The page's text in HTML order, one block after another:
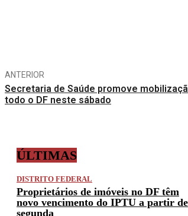
ANTERIOR
Secretaria de Saúde promove
todo o DF neste sábado
ÚLTIMAS
DISTRITO FEDERAL
Proprietários de imóveis no DF têm
novo vencimento do IPTU a partir de
segunda